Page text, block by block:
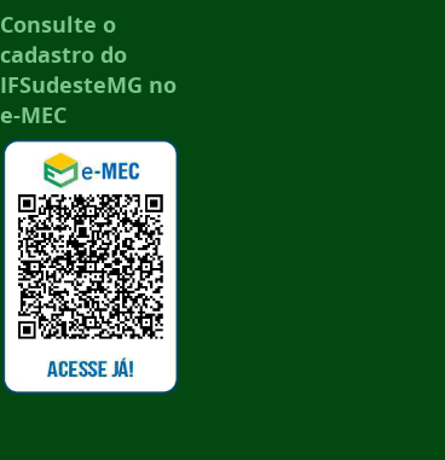
Consulte o
cadastro do
IFSudesteMG no
e-MEC